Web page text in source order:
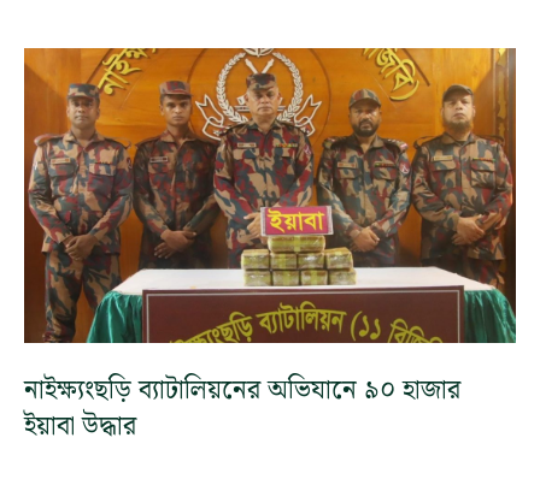
নাইক্ষ্যংছড়ি ব্যাটালিয়নের অভিযানে ৯০ হাজার
ইয়াবা উদ্ধার